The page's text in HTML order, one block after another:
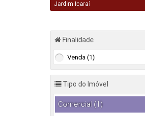
Jardim Icaraí
Finalidade
Venda (1)
Tipo do Imóvel
Comercial (1)